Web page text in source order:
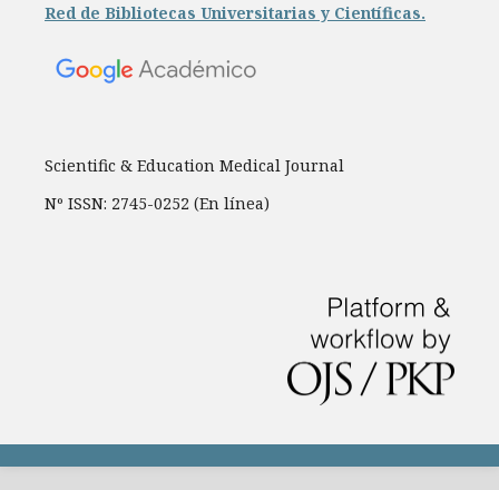
Red de Bibliotecas Universitarias y Científicas.
Scientific & Education Medical Journal
Nº ISSN: 2745-0252 (En línea)